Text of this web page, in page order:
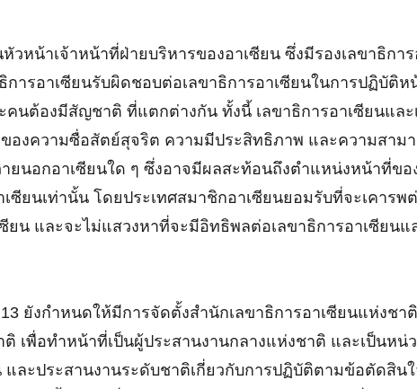
น้าเจ้าหน้าที่ฝ่ายบริหารของอาเซียน ซึ่งมีรองเลขาธิกา
การอาเซียนรับผิดชอบต่อเลขาธิการอาเซียนในการปฏิบัติ
คนต้องมีสัญชาติ ที่แตกต่างกัน ทั้งนี้ เลขาธิการอาเซียนแล
องความซื่อสัตย์สุจริต ความมีประสิทธิภาพ และความสาม
ยนอกอาเซียนใด ๆ ซึ่งอาจมีผลสะท้อนถึงตำแหน่งหน้าที่ขอ
ซียนเท่านั้น โดยประเทศสมาชิกอาเซียนยอมรับที่จะเคาร
ยน และจะไม่แสวงหาที่จะมีอิทธิพลต่อเลขาธิการอาเซียน
งกำหนดให้มีการจัดตั้งสำนักเลขาธิการอาเซียนแห่งชาติ
เพื่อทำหน้าที่เป็นผู้ประสานงานกลางแห่งชาติ และเป็นหน่
และประสานงานระดับชาติเกี่ยวกับการปฏิบัติตามข้อตัดสิน